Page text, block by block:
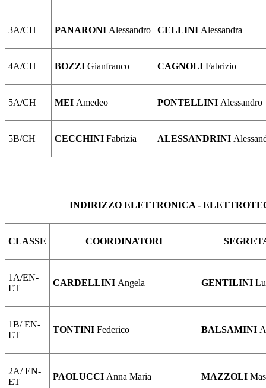
3A/CH PANARONI Alessandro CELLINI Alessandra
4A/CH BOZZI Gianfranco CAGNOLI Fabrizio
5A/CH MEI Amedeo PONTELLINI Alessandro
5B/CH CECCHINI Fabrizia ALESSANDRINI
INDIRIZZO ELETTRONICA -
CLASSE COORDINATORI
1A/EN-
ET
CARDELLINI Angela GENTILINI
1B/ EN-
ET
TONTINI Federico BALSAMINI
2A/ EN-
ET
PAOLUCCI Anna Maria MAZZOLI